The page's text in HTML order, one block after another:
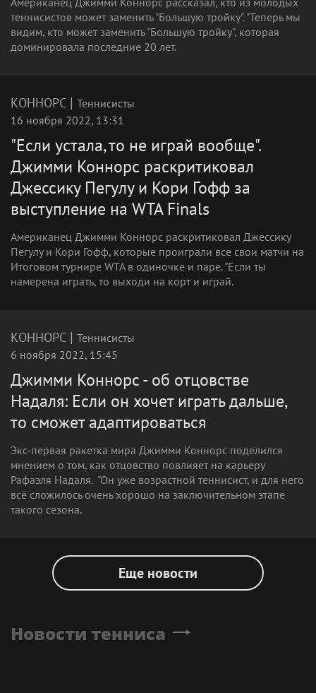
теннисистов может заменить "Большую тройку". "Теперь мы
видим, кто может заменить "Большую тройку", которая
доминировала последние 20 лет.
КОННОРС | Теннисисты
16 ноября 2022, 13:31
"Если устала, то не играй вообще".
Джимми Коннорс раскритиковал
Джессику Пегулу и Кори Гофф за
выступление на WTA Finals
Американец Джимми Коннорс раскритиковал Джессику
Пегулу и Кори Гофф, которые проиграли все свои матчи на
Итоговом турнире WTA в одиночке и паре. "Если ты
намерена играть, то выходи на корт и играй.
КОННОРС | Теннисисты
6 ноября 2022, 15:45
Джимми Коннорс - об отцовстве
Надаля: Если он хочет играть дальше,
то сможет адаптироваться
Экс-первая ракетка мира Джимми Коннорс поделился
мнением о том, как отцовство повлияет на карьеру
Рафаэля Надаля. "Он уже возрастной теннисист, и для него
всё сложилось очень хорошо на заключительном этапе
такого сезона.
Еще новости
Новости тенниса